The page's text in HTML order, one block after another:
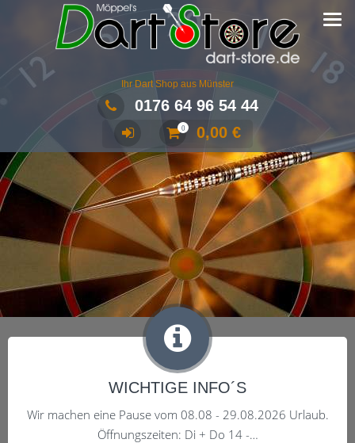
Ihr Dart Shop aus Münster
0176 64 96 54 44
0 0,00 €
WICHTIGE INFO´S
Wir machen eine Pause vom 08.08 - 29.08.2026 Urlaub.
Öffnungszeiten: Di + Do 14 -…